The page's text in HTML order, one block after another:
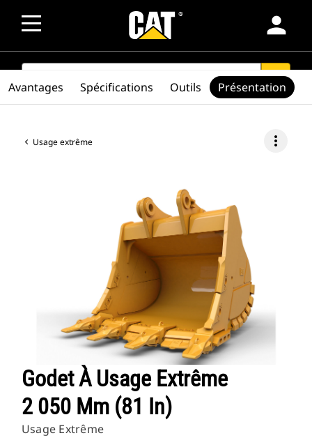
person
SEARCH search
Usage extrême more_vert
Godet À Usage Extrême
2 050 Mm (81 In)
Usage Extrême
Avantages Spécifications Outils Présentation